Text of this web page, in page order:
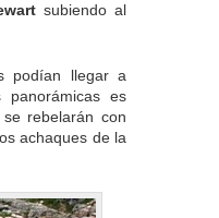
subiendo al
podían llegar a
es
rebelarán con
achaques de la